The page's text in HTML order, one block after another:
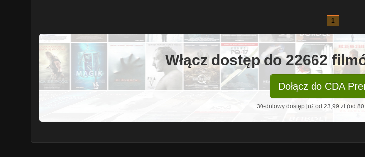
1
Włącz dostęp do 22662
Dołącz do CDA
30-dniowy dostęp już od 23,99 zł (od